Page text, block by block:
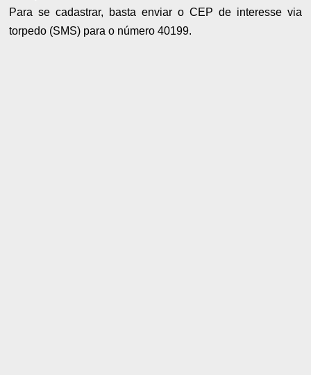
Para se cadastrar, basta enviar o CEP de interesse via
torpedo (SMS) para o número 40199.